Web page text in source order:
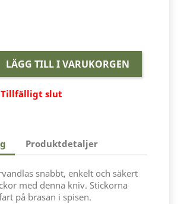
LÄGG TILL I VARUKORGEN
Tillfälligt slut
Produktdetaljer
snabbt, enkelt och säkert
med denna kniv. Stickorna
på brasan i spisen.